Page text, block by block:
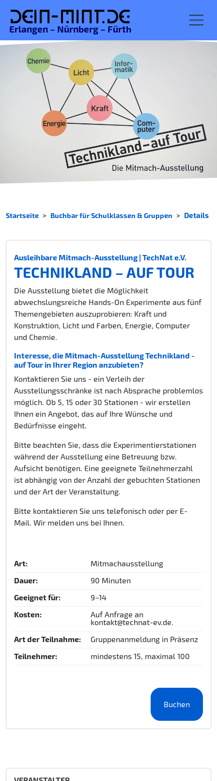
Dein-MINT.de
Erlangen – Nürnberg – Fürth
Startseite Buchbar für Schulklassen & Gruppen Details
Ausleihbare Mitmach-Ausstellung | TechNat e.V.
TECHNIKLAND – AUF TOUR
Die Ausstellung bietet die Möglichkeit
abwechslungsreiche Hands-On Experimente aus fünf
Themengebieten auszuprobieren: Kraft und
Konstruktion, Licht und Farben, Energie, Computer
und Chemie.
Interesse, die Mitmach-Ausstellung Technikland -
auf Tour in Ihrer Region anzubieten?
Kontaktieren Sie uns - ein Verleih der
Ausstellungsschränke ist nach Absprache problemlos
möglich. Ob 5, 15 oder 30 Stationen - wir erstellen
Ihnen ein Angebot, das auf Ihre Wünsche und
Bedürfnisse eingeht.
Bitte beachten Sie, dass die Experimentierstationen
während der Ausstellung eine Betreuung bzw.
Aufsicht benötigen. Eine geeignete Teilnehmerzahl
ist abhängig von der Anzahl der gebuchten Stationen
und der Art der Veranstaltung.
Bitte kontaktieren Sie uns telefonisch oder per E-
Mail. Wir melden uns bei Ihnen.
Art:
Mitmachausstellung
Dauer:
90 Minuten
Geeignet für:
9–14
Kosten:
Auf Anfrage an
kontakt@technat-ev.de.
Art der Teilnahme:
Gruppenanmeldung in Präsenz
Teilnehmer:
mindestens 15, maximal 100
Buchen